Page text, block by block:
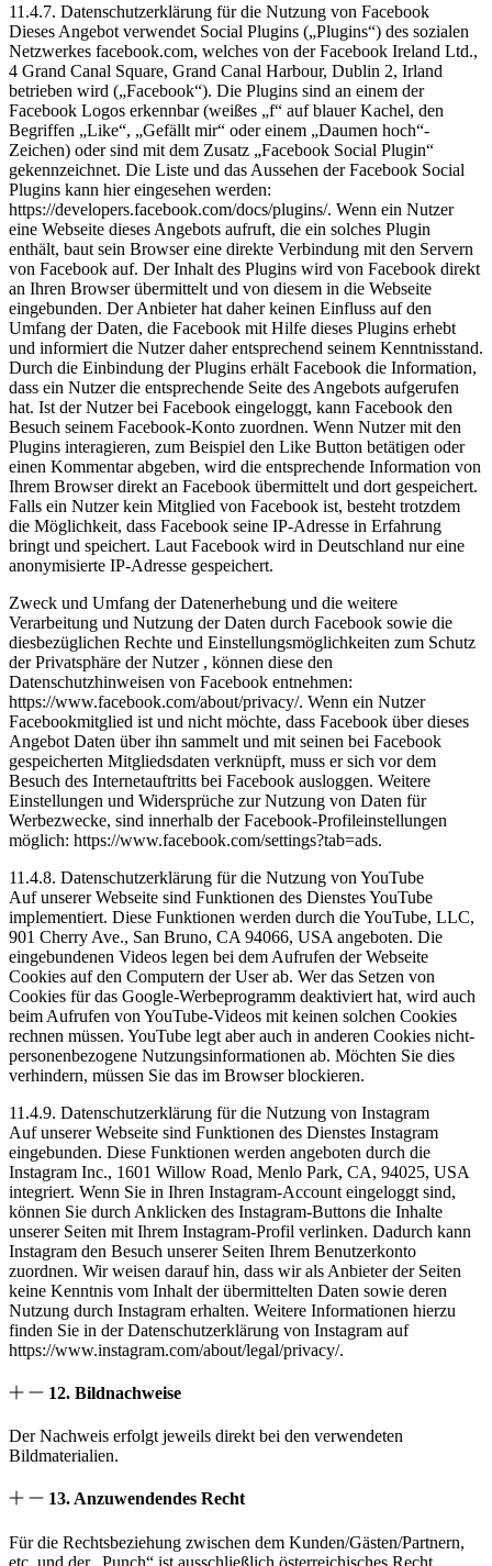
11.4.7. Datenschutzerklärung für die Nutzung von Facebook
Dieses Angebot verwendet Social Plugins („Plugins“) des sozialen
Netzwerkes facebook.com, welches von der Facebook Ireland Ltd.,
4 Grand Canal Square, Grand Canal Harbour, Dublin 2, Irland
betrieben wird („Facebook“). Die Plugins sind an einem der
Facebook Logos erkennbar (weißes „f“ auf blauer Kachel, den
Begriffen „Like“, „Gefällt mir“ oder einem „Daumen hoch“-
Zeichen) oder sind mit dem Zusatz „Facebook Social Plugin“
gekennzeichnet. Die Liste und das Aussehen der Facebook Social
Plugins kann hier eingesehen werden:
https://developers.facebook.com/docs/plugins/. Wenn ein Nutzer
eine Webseite dieses Angebots aufruft, die ein solches Plugin
enthält, baut sein Browser eine direkte Verbindung mit den Servern
von Facebook auf. Der Inhalt des Plugins wird von Facebook direkt
an Ihren Browser übermittelt und von diesem in die Webseite
eingebunden. Der Anbieter hat daher keinen Einfluss auf den
Umfang der Daten, die Facebook mit Hilfe dieses Plugins erhebt
und informiert die Nutzer daher entsprechend seinem Kenntnisstand.
Durch die Einbindung der Plugins erhält Facebook die Information,
dass ein Nutzer die entsprechende Seite des Angebots aufgerufen
hat. Ist der Nutzer bei Facebook eingeloggt, kann Facebook den
Besuch seinem Facebook-Konto zuordnen. Wenn Nutzer mit den
Plugins interagieren, zum Beispiel den Like Button betätigen oder
einen Kommentar abgeben, wird die entsprechende Information von
Ihrem Browser direkt an Facebook übermittelt und dort gespeichert.
Falls ein Nutzer kein Mitglied von Facebook ist, besteht trotzdem
die Möglichkeit, dass Facebook seine IP-Adresse in Erfahrung
bringt und speichert. Laut Facebook wird in Deutschland nur eine
anonymisierte IP-Adresse gespeichert.
Zweck und Umfang der Datenerhebung und die weitere
Verarbeitung und Nutzung der Daten durch Facebook sowie die
diesbezüglichen Rechte und Einstellungsmöglichkeiten zum Schutz
der Privatsphäre der Nutzer , können diese den
Datenschutzhinweisen von Facebook entnehmen:
https://www.facebook.com/about/privacy/. Wenn ein Nutzer
Facebookmitglied ist und nicht möchte, dass Facebook über dieses
Angebot Daten über ihn sammelt und mit seinen bei Facebook
gespeicherten Mitgliedsdaten verknüpft, muss er sich vor dem
Besuch des Internetauftritts bei Facebook ausloggen. Weitere
Einstellungen und Widersprüche zur Nutzung von Daten für
Werbezwecke, sind innerhalb der Facebook-Profileinstellungen
möglich: https://www.facebook.com/settings?tab=ads.
11.4.8. Datenschutzerklärung für die Nutzung von YouTube
Auf unserer Webseite sind Funktionen des Dienstes YouTube
implementiert. Diese Funktionen werden durch die YouTube, LLC,
901 Cherry Ave., San Bruno, CA 94066, USA angeboten. Die
eingebundenen Videos legen bei dem Aufrufen der Webseite
Cookies auf den Computern der User ab. Wer das Setzen von
Cookies für das Google-Werbeprogramm deaktiviert hat, wird auch
beim Aufrufen von YouTube-Videos mit keinen solchen Cookies
rechnen müssen. YouTube legt aber auch in anderen Cookies nicht-
personenbezogene Nutzungsinformationen ab. Möchten Sie dies
verhindern, müssen Sie das im Browser blockieren.
11.4.9. Datenschutzerklärung für die Nutzung von Instagram
Auf unserer Webseite sind Funktionen des Dienstes Instagram
eingebunden. Diese Funktionen werden angeboten durch die
Instagram Inc., 1601 Willow Road, Menlo Park, CA, 94025, USA
integriert. Wenn Sie in Ihren Instagram-Account eingeloggt sind,
können Sie durch Anklicken des Instagram-Buttons die Inhalte
unserer Seiten mit Ihrem Instagram-Profil verlinken. Dadurch kann
Instagram den Besuch unserer Seiten Ihrem Benutzerkonto
zuordnen. Wir weisen darauf hin, dass wir als Anbieter der Seiten
keine Kenntnis vom Inhalt der übermittelten Daten sowie deren
Nutzung durch Instagram erhalten. Weitere Informationen hierzu
finden Sie in der Datenschutzerklärung von Instagram auf
https://www.instagram.com/about/legal/privacy/.
12. Bildnachweise
Der Nachweis erfolgt jeweils direkt bei den verwendeten
Bildmaterialien.
13. Anzuwendendes Recht
Für die Rechtsbeziehung zwischen dem Kunden/Gästen/Partnern,
etc. und der „Punch“ ist ausschließlich österreichisches Recht